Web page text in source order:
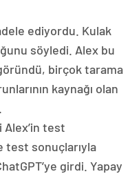
ediyordu. Kulak
söyledi. Alex bu
birçok tarama
kaynağı olan
Alex’in test
test sonuçlarıyla
girdi. Yapay